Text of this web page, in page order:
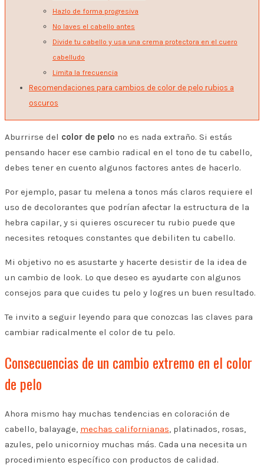
Hazlo de forma progresiva
No laves el cabello antes
Divide tu cabello y usa una crema protectora en el cuero
cabelludo
Limita la frecuencia
Recomendaciones para cambios de color de pelo rubios a
oscuros
Aburrirse del color de pelo no es nada extraño. Si estás
pensando hacer ese cambio radical en el tono de tu cabello,
debes tener en cuento algunos factores antes de hacerlo.
Por ejemplo, pasar tu melena a tonos más claros requiere el
uso de decolorantes que podrían afectar la estructura de la
hebra capilar, y si quieres oscurecer tu rubio puede que
necesites retoques constantes que debiliten tu cabello.
Mi objetivo no es asustarte y hacerte desistir de la idea de
un cambio de look. Lo que deseo es ayudarte con algunos
consejos para que cuides tu pelo y logres un buen resultado.
Te invito a seguir leyendo para que conozcas las claves para
cambiar radicalmente el color de tu pelo.
Consecuencias de un cambio extremo en el color
de pelo
Ahora mismo hay muchas tendencias en coloración de
cabello, balayage, mechas californianas, platinados, rosas,
azules, pelo unicornioy muchas más. Cada una necesita un
procedimiento específico con productos de calidad.